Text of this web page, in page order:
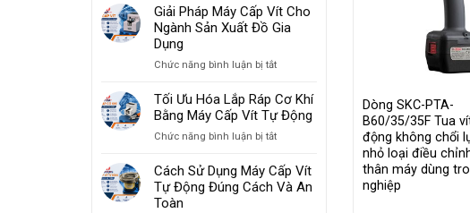
Cấp
Vít
–
Tốc
Độ
Giải Pháp Máy Cấp Vít Cho
Ngành Sản Xuất Đồ Gia
Dụng
Chức năng bình luận bị tắtở
Pháp
Máy
Cấp
Vít
Ngành
Sản
Tối Ưu Hóa Lắp Ráp Cơ Khí
Bằng Máy Cấp Vít Tự Động
Chức năng bình luận bị tắtở
Ưu
Hóa
Cách Sử Dụng Máy Cấp Vít
Tự Động Đúng Cách Và An
Toàn
Dòng SKC-PTA-
B60/35/35F Tua
động không chổi
nhỏ loại điều
thân máy dùng
nghiệp